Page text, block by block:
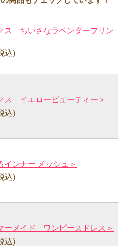
ス ちいさなラベンダープリン
込)
ス イエロービューティー＞
込)
インナー メッシュ＞
込)
ーメイド ワンピースドレス＞
込)